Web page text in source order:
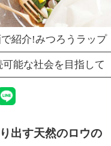
紹介!みつろうラップ
可能な社会を目指して
出す天然のロウの